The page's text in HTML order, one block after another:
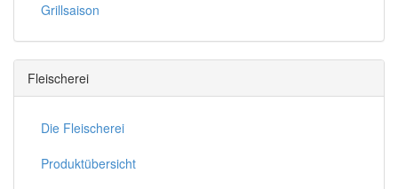
Grillsaison
Fleischerei
Die Fleischerei
Produktübersicht